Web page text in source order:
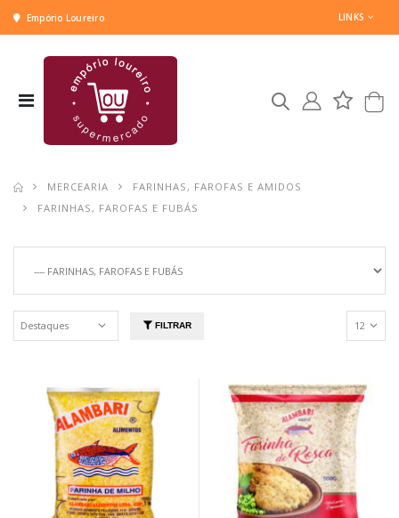
Empório Loureiro LINKS
MERCEARIA
FARINHAS, FAROFAS E AMIDOS
FARINHAS, FAROFAS E FUBÁS
FILTRAR